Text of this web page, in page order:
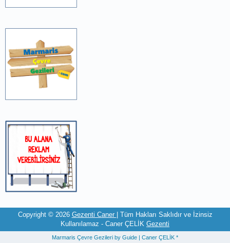
Copyright © 2026 Gezenti Caner
| Tüm Hakları Saklıdır ve İzinsiz
Kullanılamaz - Caner ÇELİK Gezenti
Marmaris Çevre Gezileri by Guide | Caner ÇELİK *